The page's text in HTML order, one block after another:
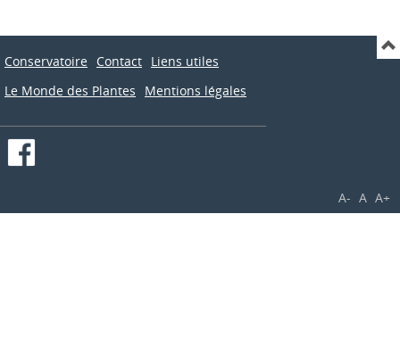
Conservatoire Contact Liens utiles
Le Monde des Plantes
Mentions légales
A- A A+